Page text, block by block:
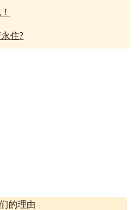
住?
的理由